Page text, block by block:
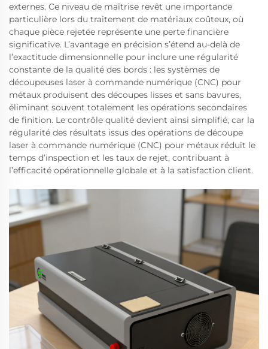
externes. Ce niveau de maîtrise revêt une importance
particulière lors du traitement de matériaux coûteux, où
chaque pièce rejetée représente une perte financière
significative. L’avantage en précision s’étend au-delà de
l’exactitude dimensionnelle pour inclure une régularité
constante de la qualité des bords : les systèmes de
découpeuses laser à commande numérique (CNC) pour
métaux produisent des découpes lisses et sans bavures,
éliminant souvent totalement les opérations secondaires
de finition. Le contrôle qualité devient ainsi simplifié, car la
régularité des résultats issus des opérations de découpe
laser à commande numérique (CNC) pour métaux réduit le
temps d’inspection et les taux de rejet, contribuant à
l’efficacité opérationnelle globale et à la satisfaction client.